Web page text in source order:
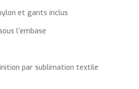
et gants inclus
l’embase
par sublimation textile